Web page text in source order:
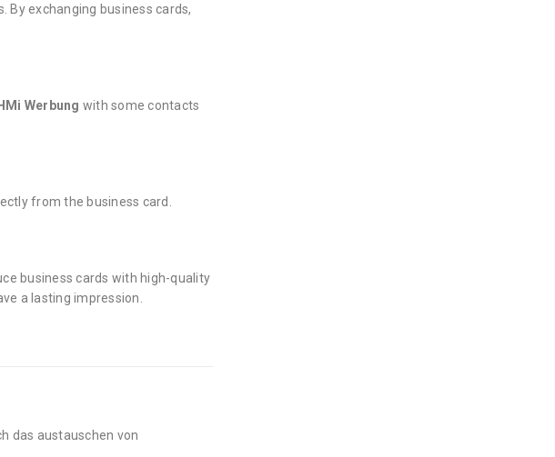
By exchanging business cards,
Werbung with some contacts
from the business card.
business cards with high-quality
a lasting impression.
das austauschen von